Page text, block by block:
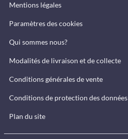
Mentions légales
Paramètres des cookies
Qui sommes nous?
Modalités de livraison et de collecte
Conditions générales de vente
Conditions de protection des données
Plan du site